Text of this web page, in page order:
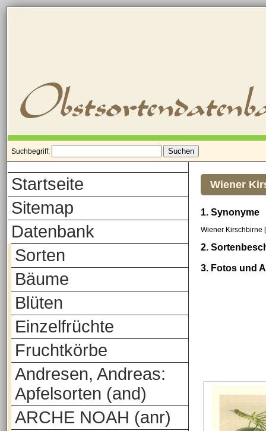
Suchbegriff:
Startseite
Sitemap
Datenbank
Sorten
Bäume
Blüten
Einzelfrüchte
Fruchtkörbe
Andresen, Andreas:
Apfelsorten (and)
ARCHE NOAH (anr)
Wiener
1. Synonyme
Wiener Kirschbirne
2.
3. Fotos und